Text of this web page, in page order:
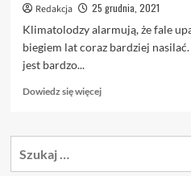
Redakcja
25 grudnia, 2021
Klimatolodzy alarmują, że fale
biegiem lat coraz bardziej
jest bardzo...
Dowiedz się więcejDowiedz
o